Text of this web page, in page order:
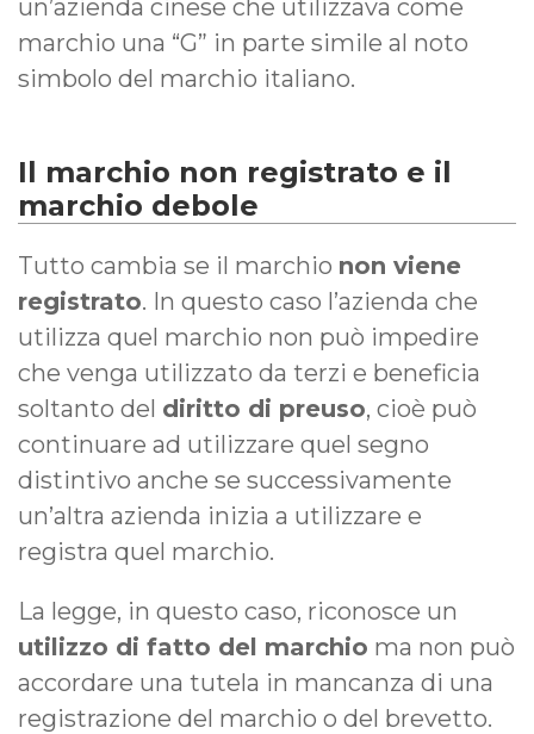
un’azienda cinese che utilizzava come
marchio una “G” in parte simile al noto
simbolo del marchio italiano.
Il marchio non registrato e il
marchio debole
Tutto cambia se il marchio non viene
registrato. In questo caso l’azienda che
utilizza quel marchio non può impedire
che venga utilizzato da terzi e beneficia
soltanto del diritto di preuso, cioè può
continuare ad utilizzare quel segno
distintivo anche se successivamente
un’altra azienda inizia a utilizzare e
registra quel marchio.
La legge, in questo caso, riconosce un
utilizzo di fatto del marchio ma non può
accordare una tutela in mancanza di una
registrazione del marchio o del brevetto.